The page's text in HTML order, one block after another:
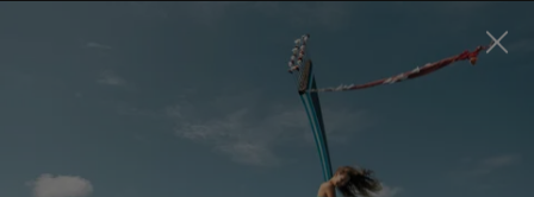
to enhance your experience
and make your visit easier and more comfortable.
JETZT BUCHEN
KOSTENLOSE STORNIERUNG